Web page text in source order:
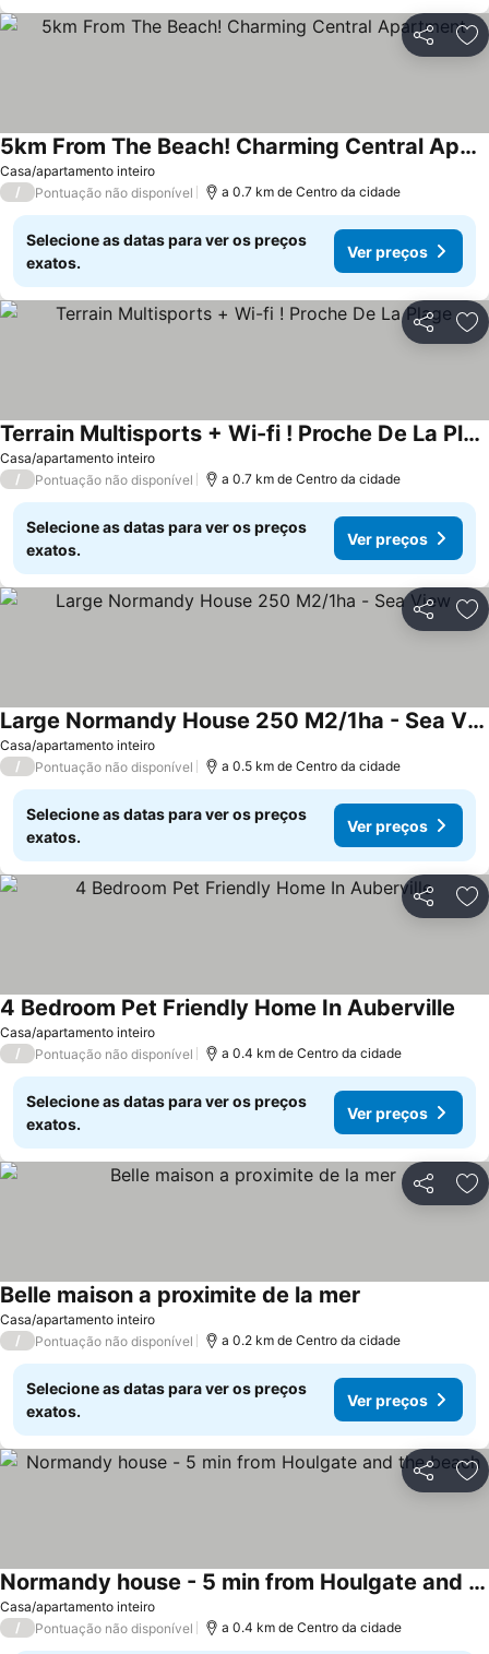
Partilhar
Casa/apartamento inteiro
5km From The Beach! Charming Central Apartment
/ Pontuação não disponível a 0.7 km de Centro da cidade
Selecione as datas para ver os preços
exatos.
Ver preços
Partilhar
Casa/apartamento inteiro
Terrain Multisports + Wi-fi ! Proche De La Plage
/ Pontuação não disponível a 0.7 km de Centro da cidade
Selecione as datas para ver os preços
exatos.
Ver preços
Partilhar
Casa/apartamento inteiro
Large Normandy House 250 M2/1ha - Sea View
/ Pontuação não disponível a 0.5 km de Centro da cidade
Selecione as datas para ver os preços
exatos.
Ver preços
Partilhar
Casa/apartamento inteiro
4 Bedroom Pet Friendly Home In Auberville
/ Pontuação não disponível a 0.4 km de Centro da cidade
Selecione as datas para ver os preços
exatos.
Ver preços
Partilhar
Casa/apartamento inteiro
Belle maison a proximite de la mer
/ Pontuação não disponível a 0.2 km de Centro da cidade
Selecione as datas para ver os preços
exatos.
Ver preços
Partilhar
Casa/apartamento inteiro
Normandy house - 5 min from Houlgate and the beach
/ Pontuação não disponível a 0.4 km de Centro da cidade